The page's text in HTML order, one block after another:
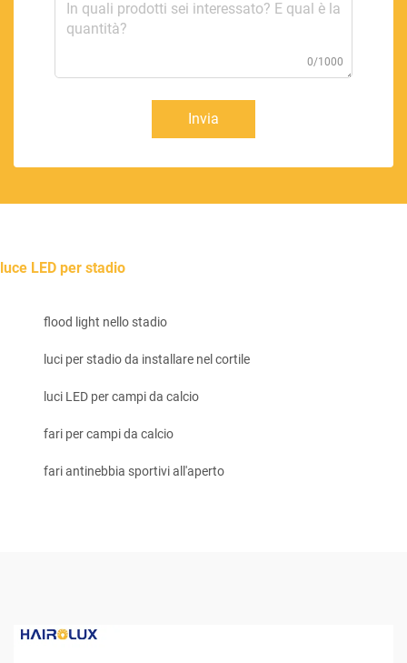
0/1000
Invia
luce LED per stadio
flood light nello stadio
luci per stadio da installare nel cortile
luci LED per campi da calcio
fari per campi da calcio
fari antinebbia sportivi all'aperto